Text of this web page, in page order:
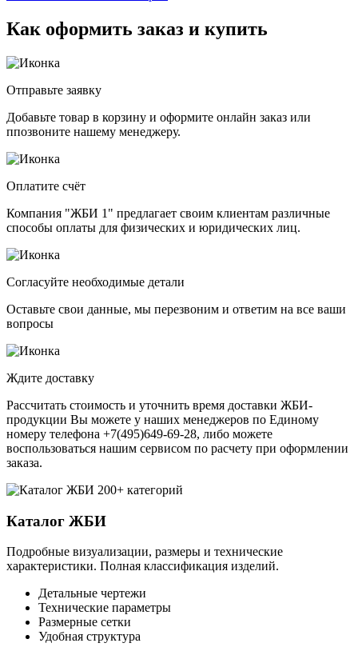
Как оформить заказ и купить
Отправьте заявку
Добавьте товар в корзину и оформите онлайн заказ или
ппозвоните нашему менеджеру.
Оплатите счёт
Компания "ЖБИ 1" предлагает своим клиентам различные
способы оплаты для физических и юридических лиц.
Согласуйте необходимые детали
Оставьте свои данные, мы перезвоним и ответим на все ваши
вопросы
Ждите доставку
Рассчитать стоимость и уточнить время доставки ЖБИ-
продукции Вы можете у наших менеджеров по Единому
номеру телефона +7(495)649-69-28, либо можете
воспользоваться нашим сервисом по расчету при оформлении
заказа.
200+ категорий
Каталог ЖБИ
Подробные визуализации, размеры и технические
характеристики. Полная классификация изделий.
Детальные чертежи
Технические параметры
Размерные сетки
Удобная структура